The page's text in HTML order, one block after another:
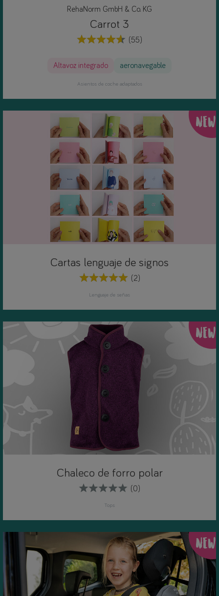
RehaNorm GmbH & Co. KG
Carrot 3
(55)
Altavoz integrado aeronavegable
Asientos de coche adaptados
NEW
Cartas lenguaje de signos
(2)
Lenguaje de señas
NEW
Chaleco de forro polar
(0)
Tops
NEW